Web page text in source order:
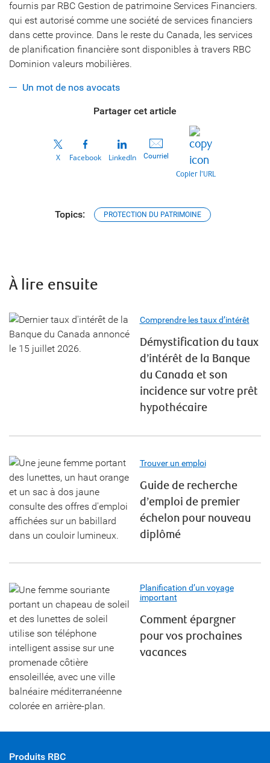
fournis par RBC Gestion de patrimoine Services Financiers.
qui est autorisé comme une société de services financiers
dans cette province. Dans le reste du Canada, les services
de planification financière sont disponibles à travers RBC
Dominion valeurs mobilières.
Un mot de nos avocats
Partager cet article
X Facebook LinkedIn Courriel
Copier l’URL
Topics: PROTECTION DU PATRIMOINE
À lire ensuite
Comprendre les taux d’intérêt
Démystification du taux
d’intérêt de la Banque
du Canada et son
incidence sur votre prêt
hypothécaire
Trouver un emploi
Guide de recherche
d’emploi de premier
échelon pour nouveau
diplômé
Planification d’un voyage
important
Comment épargner
pour vos prochaines
vacances
Produits RBC